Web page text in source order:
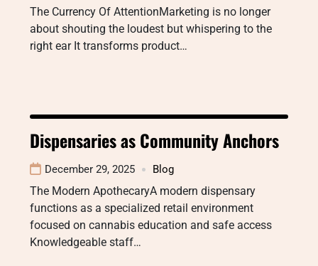
The Currency Of AttentionMarketing is no longer
about shouting the loudest but whispering to the
right ear It transforms product…
Dispensaries as Community Anchors
December 29, 2025 Blog
The Modern ApothecaryA modern dispensary
functions as a specialized retail environment
focused on cannabis education and safe access
Knowledgeable staff…